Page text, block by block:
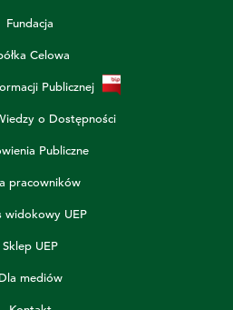
Fundacja
Celowa
Publicznej
o Dostępności
Publiczne
pracowników
widokowy UEP
Sklep UEP
Dla mediów